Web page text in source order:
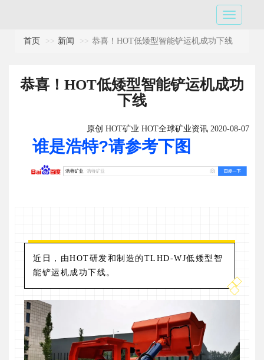
首页 新闻 恭喜！HOT低矮型智能铲运机成功下线
恭喜！HOT低矮型智能铲运机成功
下线
原创 HOT矿业 HOT全球矿业资讯 2020-08-07
谁是浩特?请参考下图
近日，由HOT研发和制造的TLHD-WJ低矮型智
能铲运机成功下线。